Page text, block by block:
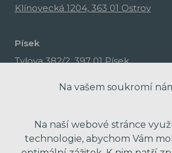
Klínovecká 1204, 363 01 Ostrov
Písek
Tylova 382/2, 397 01 Písek
Na vašem soukromí
Na naší webové stránce
technologie, abychom Vám